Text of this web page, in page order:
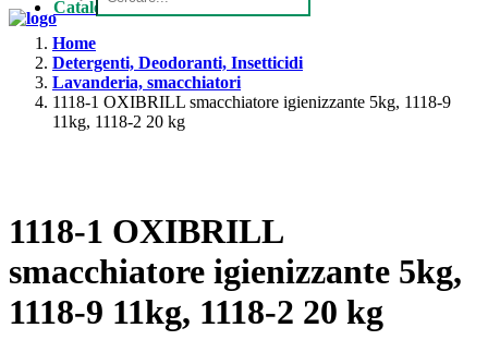
Catalogo
Home
Detergenti, Deodoranti, Insetticidi
Lavanderia, smacchiatori
1118-1 OXIBRILL smacchiatore igienizzante 5kg, 1118-9
11kg, 1118-2 20 kg
1118-1 OXIBRILL
smacchiatore igienizzante 5kg,
1118-9 11kg, 1118-2 20 kg